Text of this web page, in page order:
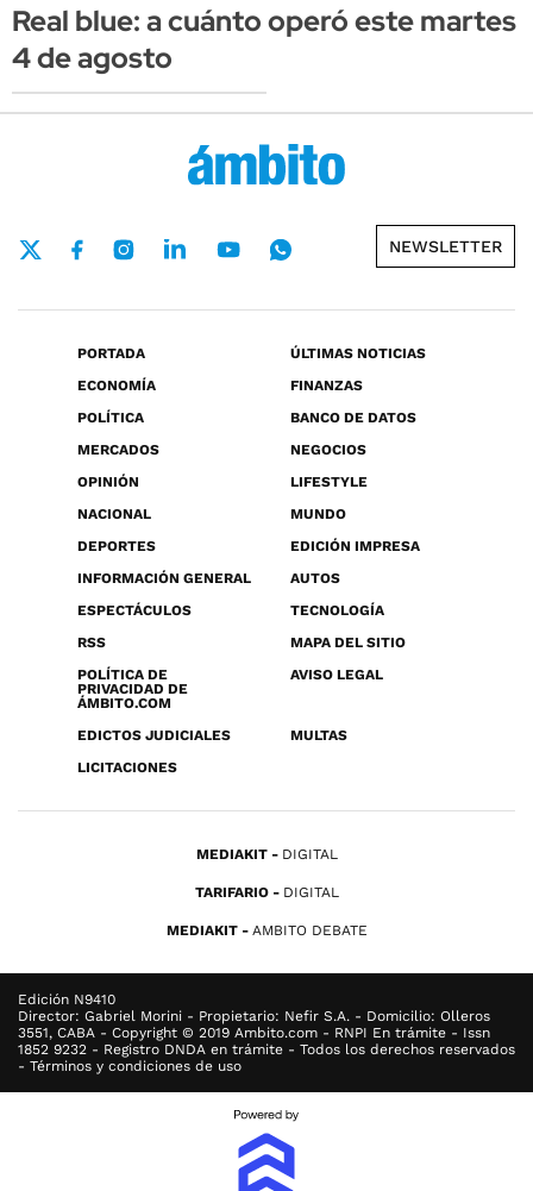
Real blue: a cuánto operó este martes
4 de agosto
NEWSLETTER
PORTADA
ÚLTIMAS NOTICIAS
ECONOMÍA
FINANZAS
POLÍTICA
BANCO DE DATOS
MERCADOS
NEGOCIOS
OPINIÓN
LIFESTYLE
NACIONAL
MUNDO
DEPORTES
EDICIÓN IMPRESA
INFORMACIÓN GENERAL
AUTOS
ESPECTÁCULOS
TECNOLOGÍA
RSS
MAPA DEL SITIO
POLÍTICA DE
PRIVACIDAD DE
ÁMBITO.COM
AVISO LEGAL
EDICTOS JUDICIALES
MULTAS
LICITACIONES
MEDIAKIT DIGITAL
TARIFARIO DIGITAL
MEDIAKIT AMBITO DEBATE
Edición N9410
Director: Gabriel Morini - Propietario: Nefir S.A. - Domicilio: Olleros
3551, CABA - Copyright © 2019 Ambito.com - RNPI En trámite - Issn
1852 9232 - Registro DNDA en trámite - Todos los derechos reservados
- Términos y condiciones de uso